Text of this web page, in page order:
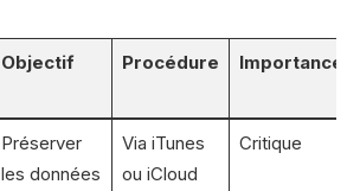
Objectif Procédure Importance
Préserver
les données
Via iTunes
ou iCloud
Critique